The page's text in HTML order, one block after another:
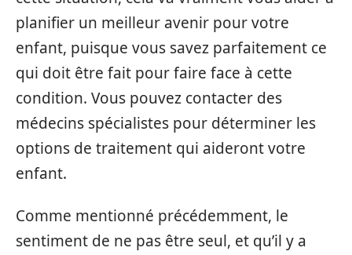
planifier un meilleur avenir pour votre
enfant, puisque vous savez parfaitement ce
qui doit être fait pour faire face à cette
condition. Vous pouvez contacter des
médecins spécialistes pour déterminer les
options de traitement qui aideront votre
enfant.
Comme mentionné précédemment, le
sentiment de ne pas être seul, et qu’il y a